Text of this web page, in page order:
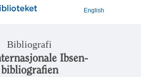
English
Bibliografi
Ibsen-
bibliografien